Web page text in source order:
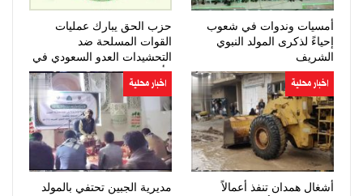
أمسيات وندوات في شعوب
إحياءً لذكرى المولد النبوي
الشريف
حزب الحق يبارك عمليات
القوات المسلحة ضد
التحشيدات العدو السعودي في
مأرب وحضرموت
اخبار محلية
أشغال همدان تنفذ أعمالاً
اخبار محلية
مديرية الجبين تحتفي بالمولد